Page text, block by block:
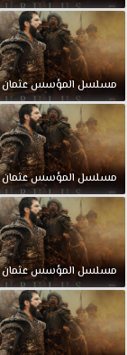
مسلسل المؤسسعثمان
مسلسل المؤسسعثمان
مسلسل المؤسسعثمان